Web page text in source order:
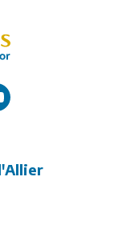
Instagram
sur Youtube